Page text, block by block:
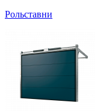
Рольставни